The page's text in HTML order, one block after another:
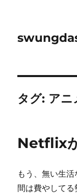
タグ: アニ
Netflix
もう、無い生
間は費やしてる